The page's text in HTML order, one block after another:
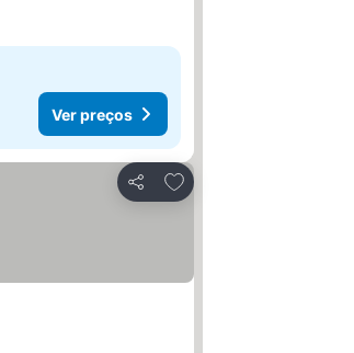
Ver preços
Partilhar
Adicionar aos favoritos